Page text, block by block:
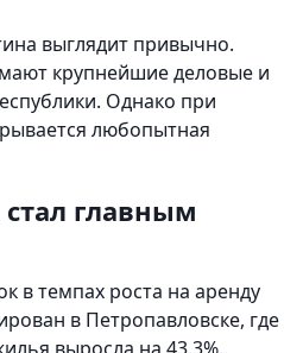
выглядит привычно.
крупнейшие деловые и
Однако при
любопытная
главным
в темпах роста на аренду
в Петропавловске, где